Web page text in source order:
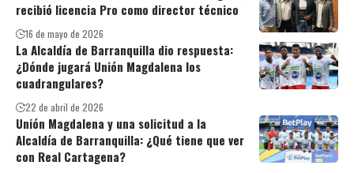
recibió licencia Pro como director técnico
16 de mayo de 2026
La Alcaldía de Barranquilla dio respuesta:
¿Dónde jugará Unión Magdalena los
cuadrangulares?
22 de abril de 2026
Unión Magdalena y una solicitud a la
Alcaldía de Barranquilla: ¿Qué tiene que ver
con Real Cartagena?